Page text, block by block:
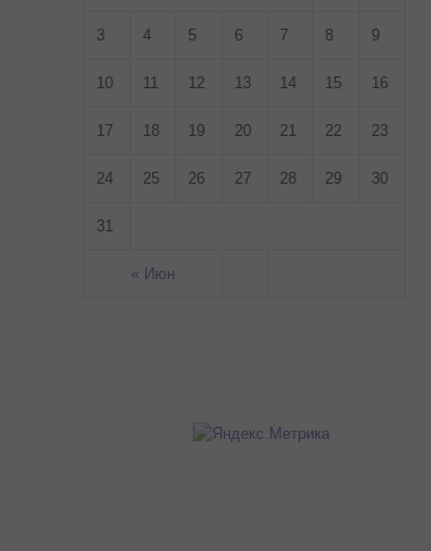
« Июн
3 4 5 6 7 8 9
10 11 12 13 14 15 16
17 18 19 20 21 22 23
24 25 26 27 28 29 30
31